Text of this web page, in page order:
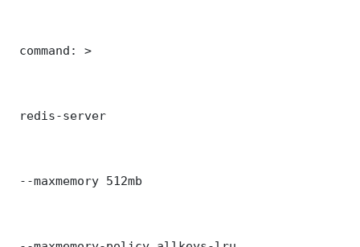
command: >
redis-server
--maxmemory 512mb